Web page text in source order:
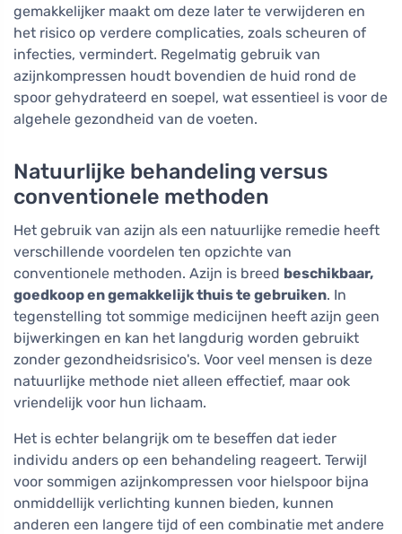
gemakkelijker maakt om deze later te verwijderen en
het risico op verdere complicaties, zoals scheuren of
infecties, vermindert. Regelmatig gebruik van
azijnkompressen houdt bovendien de huid rond de
spoor gehydrateerd en soepel, wat essentieel is voor de
algehele gezondheid van de voeten.
Natuurlijke behandeling versus
conventionele methoden
Het gebruik van azijn als een natuurlijke remedie heeft
verschillende voordelen ten opzichte van
conventionele methoden. Azijn is breed beschikbaar,
goedkoop en gemakkelijk thuis te gebruiken. In
tegenstelling tot sommige medicijnen heeft azijn geen
bijwerkingen en kan het langdurig worden gebruikt
zonder gezondheidsrisico's. Voor veel mensen is deze
natuurlijke methode niet alleen effectief, maar ook
vriendelijk voor hun lichaam.
Het is echter belangrijk om te beseffen dat ieder
individu anders op een behandeling reageert. Terwijl
voor sommigen azijnkompressen voor hielspoor bijna
onmiddellijk verlichting kunnen bieden, kunnen
anderen een langere tijd of een combinatie met andere